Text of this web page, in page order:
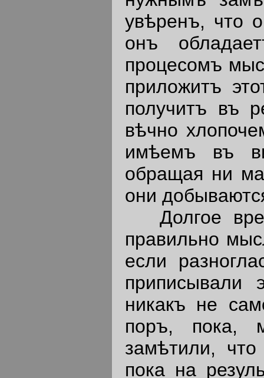
увѣренъ, что
онъ
процесомъ
приложитъ
получитъ въ
вѣчно
имѣемъ въ
обращая ни
они
Долгое
правильно
если
приписывали
никакъ не
поръ, пока,
замѣтили,
пока на